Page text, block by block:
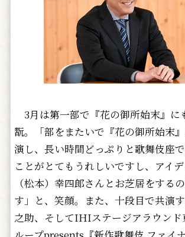
3月は第一部で『花の御所始末』に
翫。「部をまたいで『花の御所始末
演し、長い時間どっぷりと歌舞伎座
ことがとてもうれしいですし、アイ
（松本）幸四郎さんとお芝居をする
す」と、笑顔。また、十段目で共演
之助、そしてIHIステージアラウンド